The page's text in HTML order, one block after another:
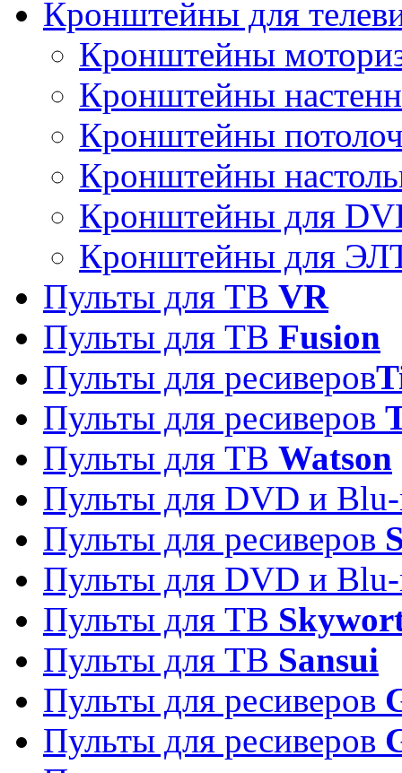
Кронштейны для
Кронштейны
Кронштейны
Кронштейны
Кронштейны
Кронштейны для
Кронштейны для
Пульты для ТВ VR
Пульты для ТВ Fusion
Пульты для ресиверов
Пульты для ресиверов
Пульты для ТВ Watson
Пульты для DVD и
Пульты для ресиверов
Пульты для DVD и
Пульты для ТВ
Пульты для ТВ Sansui
Пульты для ресиверов
Пульты для ресиверов